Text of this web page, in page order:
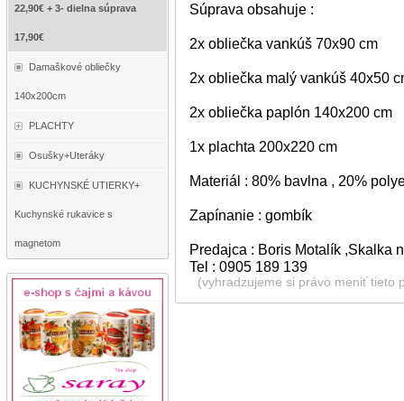
22,90€ + 3- dielna súprava
17,90€
Damaškové obliečky
140x200cm
PLACHTY
Osušky+Uteráky
KUCHYNSKÉ UTIERKY+
Kuchynské rukavice s
magnetom
Súprava obsahuje :
2x obliečka vankúš 70x90 cm
2x obliečka malý vankúš 40x50
2x obliečka paplón 140x200 cm
1x plachta 200x220 cm
Materiál : 80% bavlna , 20%
Zapínanie : gombík
Predajca : Boris Motalík ,Skalka
Tel : 0905 189 139
(vyhradzujeme si právo meniť tieto